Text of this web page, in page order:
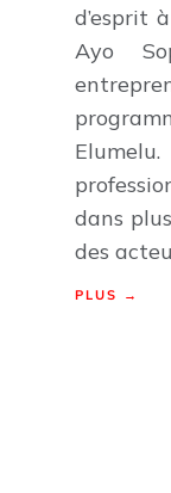
d’esprit
Ayo
dans
des
PLUS →